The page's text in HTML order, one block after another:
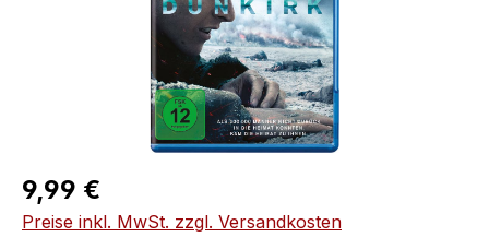
Regulärer Preis:
9,99 €
Preise inkl. MwSt. zzgl. Versandkosten